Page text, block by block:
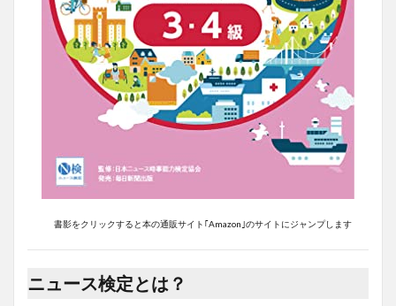
書影をクリックすると本の通販サイト｢Amazon｣のサイトにジャンプします
ニュース検定とは？